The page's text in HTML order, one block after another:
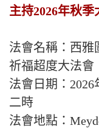
主持2026年秋季
法會名稱：西雅
祈福超度大法會
法會日期：
二時
法會地點：